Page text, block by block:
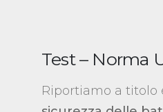
Test – Norma
Riportiamo a titolo